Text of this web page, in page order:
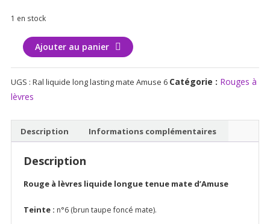
1 en stock
quantité
Rouge
à
lèvres
lasting
Amuse
Ajouter au panier
UGS : Ral liquide long lasting mate Amuse 6 Catégorie : Rouges à
lèvres
Description Informations complémentaires
Description
Rouge à lèvres liquide longue tenue mate d’Amuse
Teinte : n°6 (brun taupe foncé mate).